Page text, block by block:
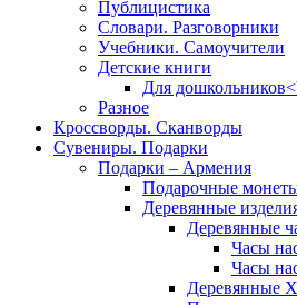
Публицистика
Словари. Разговорники
Учебники. Самоучители
Детские книги
Для
Разное
Кроссворды. Сканворды
Сувениры. Подарки
Подарки – Армения
Подарочные
Деревянные
Деревянные
Часы
Часы
Деревянные